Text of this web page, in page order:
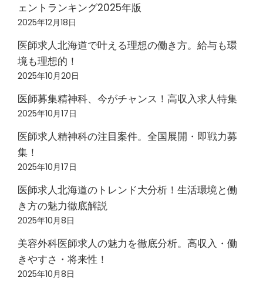
ェントランキング2025年版
2025年12月18日
医師求人北海道で叶える理想の働き方。給与も環
境も理想的！
2025年10月20日
医師募集精神科、今がチャンス！高収入求人特集
2025年10月17日
医師求人精神科の注目案件。全国展開・即戦力募
集！
2025年10月17日
医師求人北海道のトレンド大分析！生活環境と働
き方の魅力徹底解説
2025年10月8日
美容外科医師求人の魅力を徹底分析。高収入・働
きやすさ・将来性！
2025年10月8日